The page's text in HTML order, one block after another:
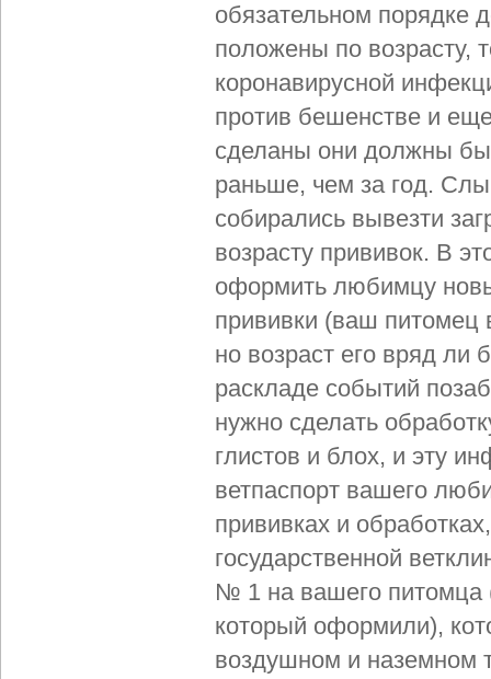
обязательном порядке
положены по возрасту,
коронавирусной
против бешенстве и
сделаны они должны
раньше, чем за год.
собирались вывезти
возрасту прививок. В
оформить любимцу
прививки (ваш питомец
но возраст его вряд ли
раскладе событий
нужно сделать
глистов и блох, и эту
ветпаспорт вашего
прививках и
государственной
№ 1 на вашего питомца
который оформили),
воздушном и наземном